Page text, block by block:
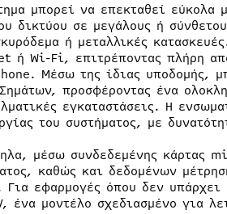
μπορεί να επεκταθεί
δικτύου σε μεγάλους ή
ή μεταλλικές
ή Wi-Fi, επιτρέποντας πλήρη
Μέσω της ίδιας υποδομής,
προσφέροντας ένα
εγκαταστάσεις. Η
του συστήματος, με
μέσω συνδεδεμένης κάρτας
καθώς και δεδομένων
εφαρμογές όπου δεν υπάρχει
ένα μοντέλο σχεδιασμένο για